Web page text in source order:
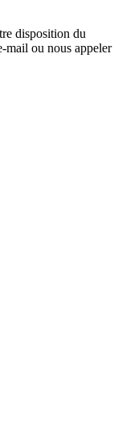
disposition du
mail ou nous appeler